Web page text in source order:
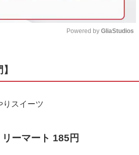
Powered by GliaStudios
スイーツ
ーマート 185円